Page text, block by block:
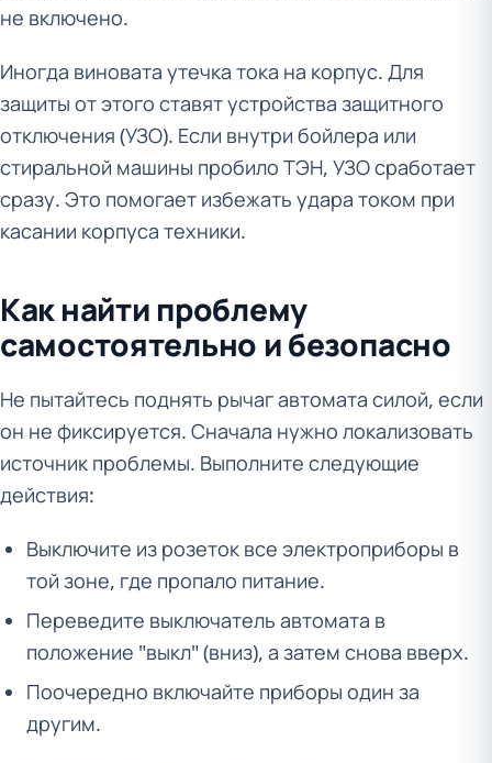
не включено.
Иногда виновата утечка тока на корпус. Для
защиты от этого ставят устройства защитного
отключения (УЗО). Если внутри бойлера или
стиральной машины пробило ТЭН, УЗО сработает
сразу. Это помогает избежать удара током при
касании корпуса техники.
Как найти проблему
самостоятельно и безопасно
Не пытайтесь поднять рычаг автомата силой, если
он не фиксируется. Сначала нужно локализовать
источник проблемы. Выполните следующие
действия:
Выключите из розеток все электроприборы в
той зоне, где пропало питание.
Переведите выключатель автомата в
положение "выкл" (вниз), а затем снова вверх.
Поочередно включайте приборы один за
другим.